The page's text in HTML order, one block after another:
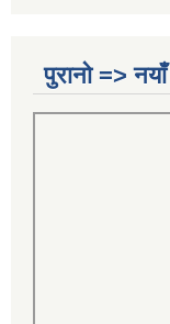
पुरानो =>